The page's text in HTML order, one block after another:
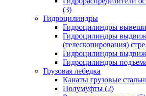
(3)
Гидроцилиндры
Гидроцилиндры
Гидроцилиндры
(телескопирования)
Гидроцилиндры
Гидроцилиндры
Грузовая лебедка
Канаты грузовые
Полумуфты (2)